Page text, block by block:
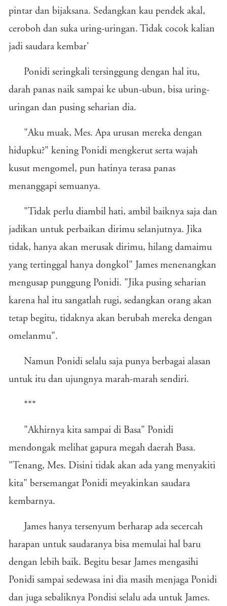
pintar dan bijaksana. Sedangkan kau pendek akal,
ceroboh dan suka uring-uringan. Tidak cocok kalian
jadi saudara kembar'
Ponidi seringkali tersinggung dengan hal itu,
darah panas naik sampai ke ubun-ubun, bisa uring-
uringan dan pusing seharian dia.
"Aku muak, Mes. Apa urusan mereka dengan
hidupku?" kening Ponidi mengkerut serta wajah
kusut mengomel, pun hatinya terasa panas
menanggapi semuanya.
"Tidak perlu diambil hati, ambil baiknya saja dan
jadikan untuk perbaikan dirimu selanjutnya. Jika
tidak, hanya akan merusak dirimu, hilang damaimu
yang tertinggal hanya dongkol" James menenangkan
mengusap punggung Ponidi. "Jika pusing seharian
karena hal itu sangatlah rugi, sedangkan orang akan
tetap begitu, tidaknya akan berubah mereka dengan
omelanmu".
Namun Ponidi selalu saja punya berbagai alasan
untuk itu dan ujungnya marah-marah sendiri.
***
"Akhirnya kita sampai di Basa" Ponidi
mendongak melihat gapura megah daerah Basa.
"Tenang, Mes. Disini tidak akan ada yang menyakiti
kita" bersemangat Ponidi meyakinkan saudara
kembarnya.
James hanya tersenyum berharap ada secercah
harapan untuk saudaranya bisa memulai hal baru
dengan lebih baik. Begitu besar James mengasihi
Ponidi sampai sedewasa ini dia masih menjaga Ponidi
dan juga sebaliknya Pondisi selalu ada untuk James.